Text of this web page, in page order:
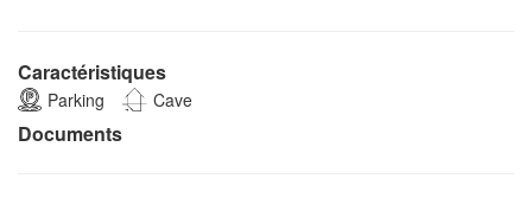
Caractéristiques
Parking Cave
Documents